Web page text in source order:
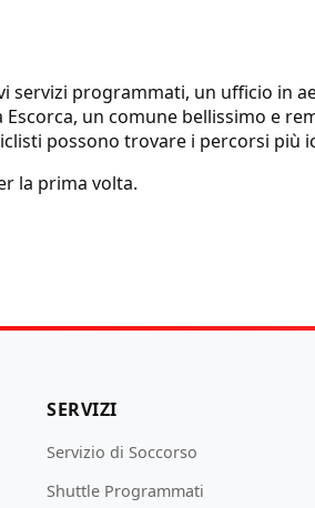
servizi programmati, un ufficio
un comune bellissimo e
possono trovare i percorsi più
la prima volta.
SERVIZI
Servizio di Soccorso
Shuttle Programmati